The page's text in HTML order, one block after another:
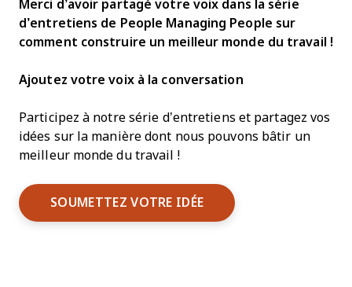
Merci d’avoir partagé votre voix dans la série
d’entretiens de People Managing People sur
comment construire un meilleur monde du travail !
Ajoutez votre voix à la conversation
Participez à notre série d’entretiens et partagez vos
idées sur la manière dont nous pouvons bâtir un
meilleur monde du travail !
SOUMETTEZ VOTRE IDÉE